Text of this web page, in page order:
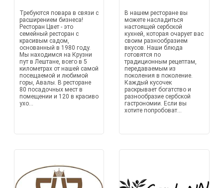
Требуются повара в связи с
расширением бизнеса!
Ресторан Цвет - это
семейный ресторан с
красивым садом,
основанный в 1980 году.
Мы находимся на Крузни
пут в Лештане, всего в 5
километрах от нашей самой
посещаемой и любимой
горы, Авалы. В ресторане
80 посадочных мест в
помещении и 120 в красиво
ухо...
В нашем ресторане вы
можете насладиться
настоящей сербской
кухней, которая очарует вас
своим разнообразием
вкусов. Наши блюда
готовятся по
традиционным рецептам,
передаваемым из
поколения в поколение.
Каждый кусочек
раскрывает богатство и
разнообразие сербской
гастрономии. Если вы
хотите попробоват...